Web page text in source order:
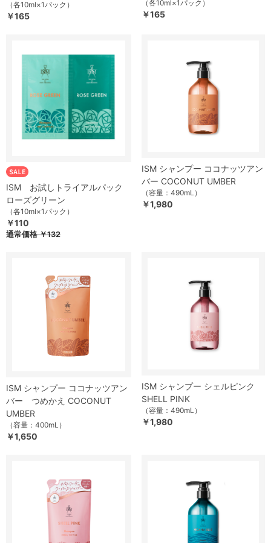
（各10ml×1パック）
￥165
（各10ml×1パック）
￥165
ISM お試しトライアルパック
ローズグリーン
（各10ml×1パック）
￥110
通常価格￥132
ISM シャンプー ココナッツアン
バー COCONUT UMBER
（容量：490mL）
￥1,980
ISM シャンプー ココナッツアン
バー つめかえ COCONUT
UMBER
（容量：400mL）
￥1,650
ISM シャンプー シェルピンク
SHELL PINK
（容量：490mL）
￥1,980